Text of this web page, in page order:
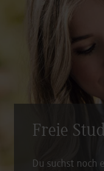
Freie
Du suchst noch